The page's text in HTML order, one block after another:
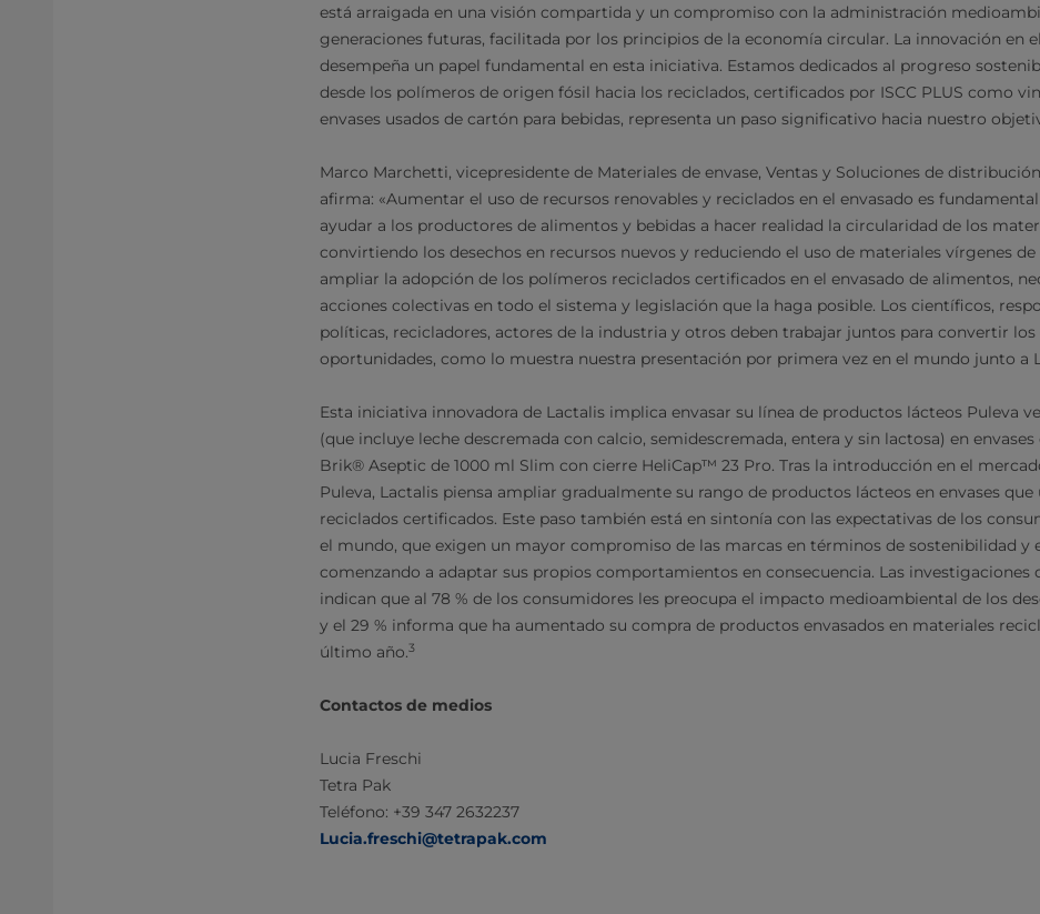
está arraigada en una visión compartida y un compromiso con la administración
generaciones futuras, facilitada por los principios de la economía circular. La innovación en
desempeña un papel fundamental en esta iniciativa. Estamos dedicados al progreso
desde los polímeros de origen fósil hacia los reciclados, certificados por ISCC PLUS como
envases usados de cartón para bebidas, representa un paso significativo hacia nuestro
Marco Marchetti, vicepresidente de Materiales de envase, Ventas y Soluciones de
afirma: «Aumentar el uso de recursos renovables y reciclados en el envasado es
ayudar a los productores de alimentos y bebidas a hacer realidad la circularidad de los
convirtiendo los desechos en recursos nuevos y reduciendo el uso de materiales vírgenes
ampliar la adopción de los polímeros reciclados certificados en el envasado de alimentos,
acciones colectivas en todo el sistema y legislación que la haga posible. Los científicos,
políticas, recicladores, actores de la industria y otros deben trabajar juntos para convertir los
oportunidades, como lo muestra nuestra presentación por primera vez en el mundo junto a
Esta iniciativa innovadora de Lactalis implica envasar su línea de productos lácteos Puleva
(que incluye leche descremada con calcio, semidescremada, entera y sin lactosa) en envases
Brik® Aseptic de 1000 ml Slim con cierre HeliCap™ 23 Pro. Tras la introducción en el
Puleva, Lactalis piensa ampliar gradualmente su rango de productos lácteos en envases
reciclados certificados. Este paso también está en sintonía con las expectativas de los
el mundo, que exigen un mayor compromiso de las marcas en términos de sostenibilidad y
comenzando a adaptar sus propios comportamientos en consecuencia. Las investigaciones
indican que al 78 % de los consumidores les preocupa el impacto medioambiental de los
y el 29 % informa que ha aumentado su compra de productos envasados en materiales
último año.3
Contactos de medios
Lucia Freschi
Tetra Pak
Teléfono: +39 347 2632237
Lucia.freschi@tetrapak.com